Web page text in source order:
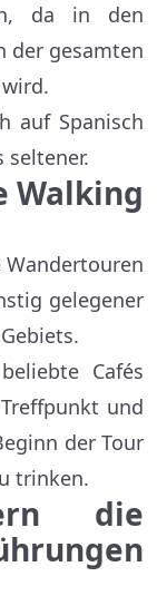
da in den
der gesamten
auf Spanisch
seltener.
Walking
gelegener
Cafés
und
der Tour
trinken.
die